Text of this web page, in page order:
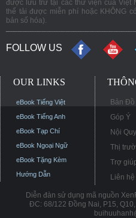
được lưu trữ tại các thư viện của Việt
thể tải được miễn phí hoặc KHÔNG
bản số hóa).
FOLLOW US
OUR LINKS
eBook Tiếng Việt
eBook Tiếng Anh
eBook Tạp Chí
eBook Ngoại Ngữ
eBook Tặng Kèm
Hướng Dẫn
Bản Đồ
Góp Ý
Nội Quy
Thị
Trợ
Liên
Diễn đàn sử dụng mã nguồn
ĐC: 68/122 Đồng Nai, P15,